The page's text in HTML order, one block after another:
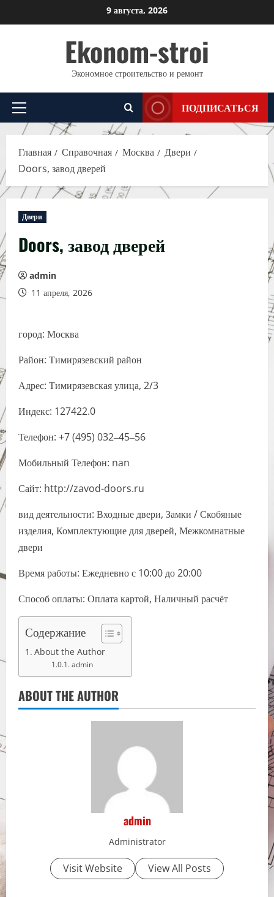
к
9 августа, 2026
Ekonom-stroi
Экономное строительство и ремонт
Основное
меню
ПОДПИСАТЬСЯ
Главная Справочная Москва
Двери
Doors, завод дверей
Двери
Doors, завод дверей
admin
11 апреля, 2026
город: Москва
Район: Тимирязевский район
Адрес: Тимирязевская улица, 2/3
Индекс: 127422.0
Телефон: +7 (495) 032‒45‒56
Мобильный Телефон: nan
Сайт: http://zavod-doors.ru
вид деятельности: Входные двери, Замки / Скобяные
изделия, Комплектующие для дверей, Межкомнатные
двери
Время работы: Ежедневно с 10:00 до 20:00
Способ оплаты: Оплата картой, Наличный расчёт
Содержание
About the Author
admin
ABOUT THE AUTHOR
admin
Administrator
Visit Website View All Posts